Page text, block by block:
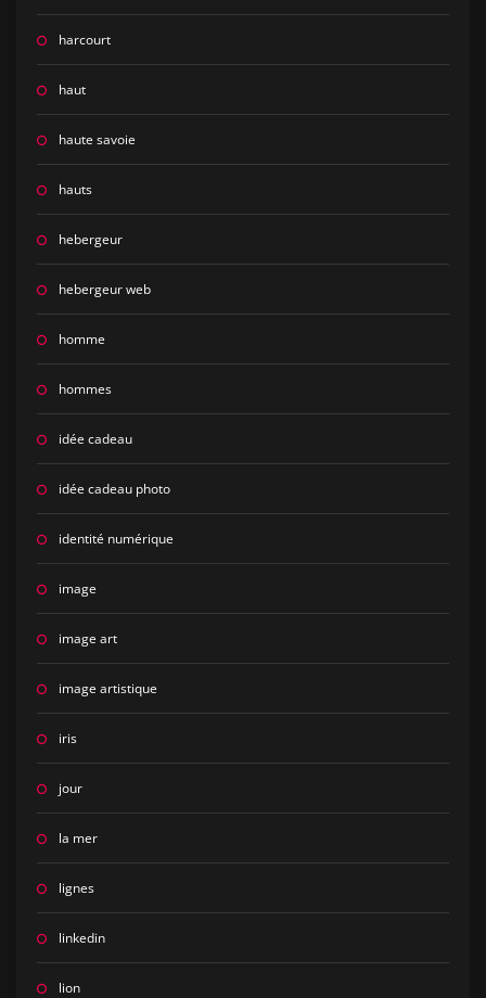
harcourt
haut
haute savoie
hauts
hebergeur
hebergeur web
homme
hommes
idée cadeau
idée cadeau photo
identité numérique
image
image art
image artistique
iris
jour
la mer
lignes
linkedin
lion